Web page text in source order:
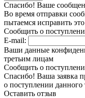
Спасибо! Ваше
Во время отправки
пытаемся исправить
Сообщить о
E-mail:
Ваши данные
третьим лицам
Сообщить о
Спасибо! Ваша заявка
о поступлении данного
Оставить отзыв